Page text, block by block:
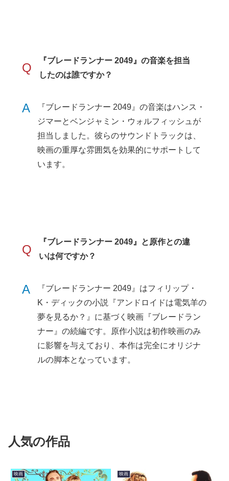
Q
『ブレードランナー 2049』の音楽を担当
したのは誰ですか？
A
『ブレードランナー 2049』の音楽はハンス・
ジマーとベンジャミン・ウォルフィッシュが
担当しました。彼らのサウンドトラックは、
映画の重厚な雰囲気を効果的にサポートして
います。
Q
『ブレードランナー 2049』と原作との違
いは何ですか？
A
『ブレードランナー 2049』はフィリップ・
K・ディックの小説『アンドロイドは電気羊の
夢を見るか？』に基づく映画『ブレードラン
ナー』の続編です。原作小説は初作映画のみ
に影響を与えており、本作は完全にオリジナ
ルの脚本となっています。
人気の作品
映画 映画